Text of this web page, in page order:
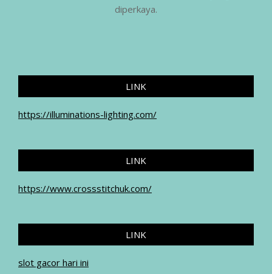
diperkaya.
LINK
https://illuminations-lighting.com/
LINK
https://www.crossstitchuk.com/
LINK
slot gacor hari ini